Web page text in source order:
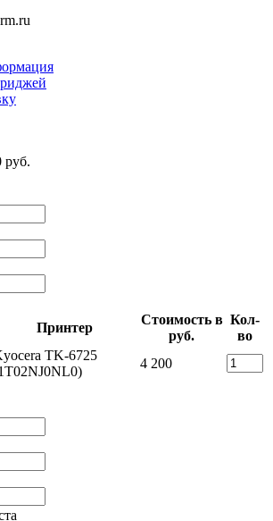
руб.
Принтер
Стоимость в
руб.
Кол-
во
TK-6725
4 200